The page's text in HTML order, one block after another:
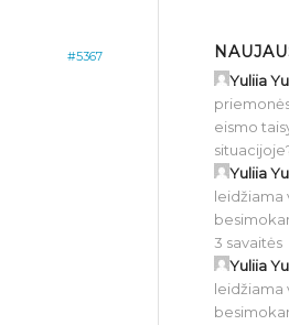
#5367
Yuliia
eismo
Yuliia
leidžiama
3 savaitės
Yuliia
leidžiama